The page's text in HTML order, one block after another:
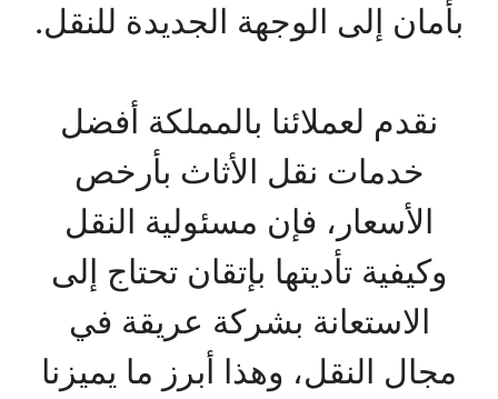
بأمان إلى الوجهة الجديدة للنقل.
نقدم لعملائنا بالمملكة أفضل
خدمات نقل الأثاث بأرخص
الأسعار، فإن مسئولية النقل
وكيفية تأديتها بإتقان تحتاج إلى
الاستعانة بشركة عريقة في
مجال النقل، وهذا أبرز ما يميزنا